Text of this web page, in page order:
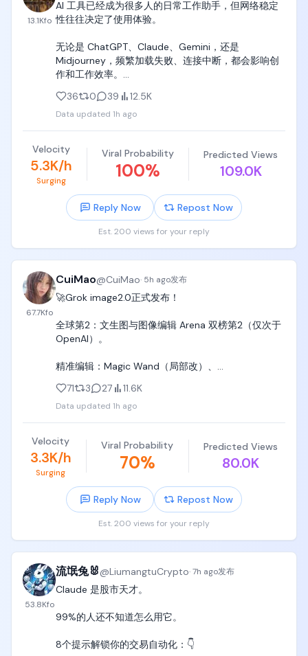
向侧后方滑开，她张开双臂原地小碎步反向蹬踏抵消
转速，膝盖弯曲重心压低，晃了两下站住。
表情：眉毛猛地扬起，牙关咬紧，随即咧嘴笑。
解说：「回転盤だ！耐えた！」（是转盘！撑住
音效：转盘轴的低频嗡嗡声、鞋底摩擦声、爆发的欢
[00:07-00:12] 镜头3：跳板连跳（Dolly Track L→R）
镜头：轨道摄像机与前进方向平行，从左向右跟移。
画面：四块方形浮块随水波上下起伏，间距不等。
动作：她从转盘边缘起跳，连续四次单脚点跳跨过浮
块。第二块踩偏，浮块猛地下沉，她上身前扑双臂大
幅画圈找平衡，右脚在水面拍出一片水花后勉强蹬上
第三块，最后一跳双脚落上第四块。
台词：「危なっ……！」（好险……！）
解说：「二枚目で崩れた！でも繋いだ！」（第二块
踩崩了！但接住了！）
音效：浮块入水的闷响、水花声、观众此起彼伏的惊
呼。
镜头：正面斜前方中景，人、坡墙、顶端抓绳同框。
画面：蓝色倾斜坡墙表面淌着水，反着光。
动作：她助跑冲上坡墙，跑了三步鞋底打滑往下溜了
一截，她立刻扑倒身体双手扒住墙面，指尖抠住表面
纹路，再次蹬腿爬升，右手抓到顶端垂下的抓绳，双
臂发力把自己拽上顶端。
表情：脖子绷出线条，额头挤出横纹，大口喘气。
咻……！）
解说：「滑る壁！腕だけで登った！」（打滑的墙！
13.1Kfo
AI 工具已经成为很多人的日常工作助手，但网络稳定
性往往决定了使用体验。
无论是 ChatGPT、Claude、Gemini，还是
Midjourney，频繁加载失败、连接中断，都会影响创
作和工作效率。
银狐VPN提供高速稳定线路，让 AI 工具访问更加顺
畅，减少等待，让灵感和效率不被网络打断。
🚀 稳定连接
⚡ 快速访问
🌍 多场景适用
需要稳定网络体验的朋友，可以下载体验一下。
36 0 39 12.5K
Data updated 1h ago
Velocity
5.3K/h
Surging
Viral Probability
100%
Predicted Views
109.0K
Reply Now Repost Now
Est. 200 views for your reply
67.7Kfo
CuiMao@CuiMao· 5h ago发布
🚀Grok image2.0正式发布！
全球第2：文生图与图像编辑 Arena 双榜第2（仅次于
OpenAI）。
精准编辑：Magic Wand（局部改）、
考、任意比例智能缩放。
文字极致清晰：密集排版、多语言文字锐利不糊，布
局如设计师规划。
真实可用：信息图、UI原型、游戏资产、产品图等直接
落地，指令跟随精确，细节不崩。
一致性强：跨编辑保持风格与主体，支持模板与系列
无法现象，grok video 2.0会有多厉害。
71 3 27 11.6K
Data updated 1h ago
Velocity
3.3K/h
Surging
Viral Probability
70%
Predicted Views
80.0K
Reply Now Repost Now
Est. 200 views for your reply
53.8Kfo
流氓兔🐰@LiumangtuCrypto·7h ago发布
Claude 是股市天才。
99%的人还不知道怎么用它。
8个提示解锁你的交易自动化：👇